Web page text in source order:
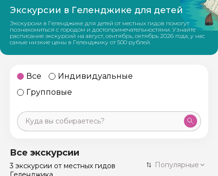
Экскурсии в Геленджике для детей
Экскурсии в Геленджике для детей от местных гидов помогут
познакомиться с городом и достопримечательностями. Узнайте
расписание экскурсий на август, сентябрь, октябрь 2026 года, у нас
самые низкие цены в Геленджику от 500 рублей.
Все
Индивидуальные
Групповые
Санкт-Петербург
Россия
50 экскурсий
Все экскурсии
3 экскурсии от местных гидов
Популярные